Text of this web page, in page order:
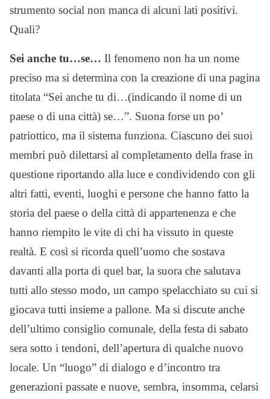
strumento social non manca di alcuni lati positivi.
Quali?
Sei anche tu…se… Il fenomeno non ha un nome
preciso ma si determina con la creazione di una pagina
titolata “Sei anche tu di…(indicando il nome di un
paese o di una città) se…”. Suona forse un po’
patriottico, ma il sistema funziona. Ciascuno dei suoi
membri può dilettarsi al completamento della frase in
questione riportando alla luce e condividendo con gli
altri fatti, eventi, luoghi e persone che hanno fatto la
storia del paese o della città di appartenenza e che
hanno riempito le vite di chi ha vissuto in queste
realtà. E così si ricorda quell’uomo che sostava
davanti alla porta di quel bar, la suora che salutava
tutti allo stesso modo, un campo spelacchiato su cui si
giocava tutti insieme a pallone. Ma si discute anche
dell’ultimo consiglio comunale, della festa di sabato
sera sotto i tendoni, dell’apertura di qualche nuovo
locale. Un “luogo” di dialogo e d’incontro tra
generazioni passate e nuove, sembra, insomma, celarsi